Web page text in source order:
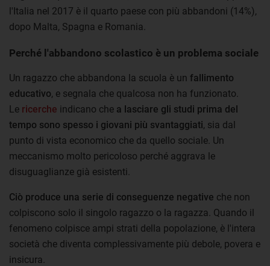
l'Italia nel 2017 è il quarto paese con più abbandoni (14%),
dopo Malta, Spagna e Romania.
Perché l'abbandono scolastico è un problema sociale
Un ragazzo che abbandona la scuola è un fallimento
educativo, e segnala che qualcosa non ha funzionato.
Le ricerche indicano che a lasciare gli studi prima del
tempo sono spesso i giovani più svantaggiati, sia dal
punto di vista economico che da quello sociale. Un
meccanismo molto pericoloso perché aggrava le
disuguaglianze già esistenti.
Ciò produce una serie di conseguenze negative che non
colpiscono solo il singolo ragazzo o la ragazza. Quando il
fenomeno colpisce ampi strati della popolazione, è l'intera
società che diventa complessivamente più debole, povera e
insicura.